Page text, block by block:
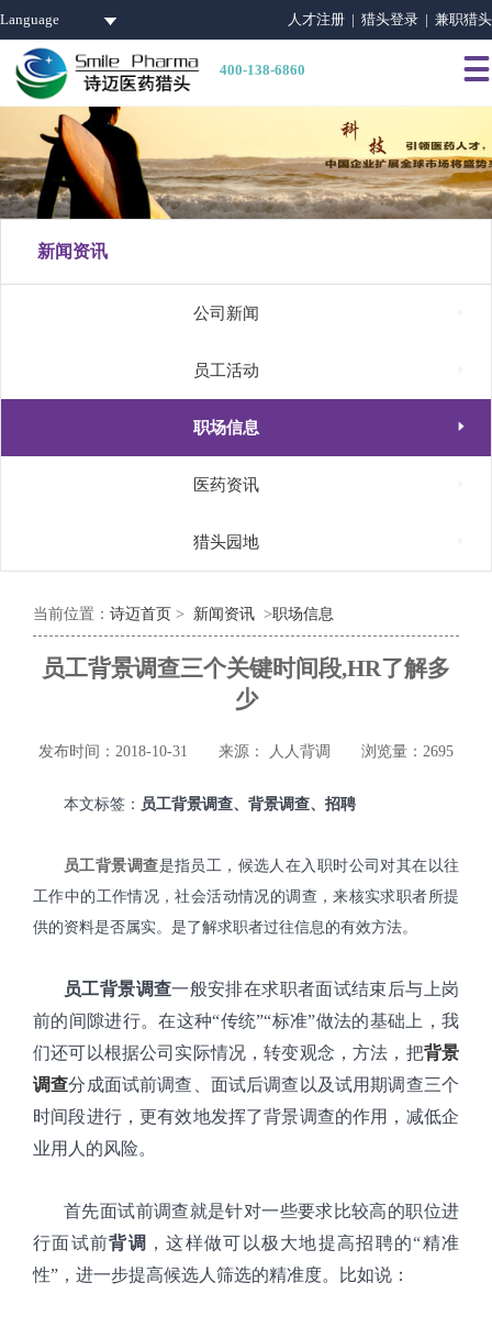
Language 人才注册 | 猎头登录 | 兼职猎头
400-138-6860 
新闻资讯
公司新闻
员工活动
职场信息 
医药资讯
猎头园地
当前位置： 诗迈首页 > 新闻资讯 >职场信息
员工背景调查三个关键时间段,HR了解多
少
发布时间：2018-10-31 来源： 人人背调 浏览量：2695
本文标签： 员工背景调查、背景调查、招聘
员工背景调查是指员工，候选人在入职时公司对其在以往
工作中的工作情况，社会活动情况的调查，来核实求职者所提
供的资料是否属实。是了解求职者过往信息的有效方法。
员工背景调查一般安排在求职者面试结束后与上岗
前的间隙进行。在这种“传统”“标准”做法的基础上，我
们还可以根据公司实际情况，转变观念，方法，把背景
调查分成面试前调查、面试后调查以及试用期调查三个
时间段进行，更有效地发挥了背景调查的作用，减低企
业用人的风险。
首先面试前调查就是针对一些要求比较高的职位进
行面试前背调 ，这样做可以极大地提高招聘的“精准
性”，进一步提高候选人筛选的精准度。比如说：